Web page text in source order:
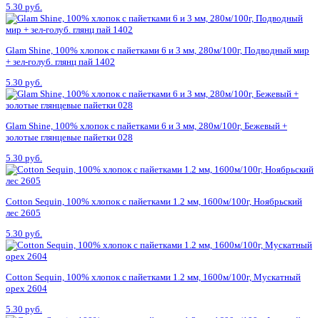
5.30 руб.
Glam Shine, 100% хлопок с пайетками 6 и 3 мм, 280м/100г, Подводный мир
+ зел-голуб. глянц пай 1402
5.30 руб.
Glam Shine, 100% хлопок с пайетками 6 и 3 мм, 280м/100г, Бежевый +
золотые глянцевые пайетки 028
5.30 руб.
Cotton Sequin, 100% хлопок с пайетками 1.2 мм, 1600м/100г, Ноябрьский
лес 2605
5.30 руб.
Cotton Sequin, 100% хлопок с пайетками 1.2 мм, 1600м/100г, Мускатный
орех 2604
5.30 руб.